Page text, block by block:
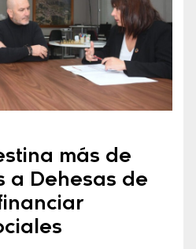
más de
a Dehesas de